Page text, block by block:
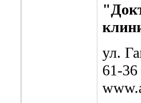
ул.
61-36